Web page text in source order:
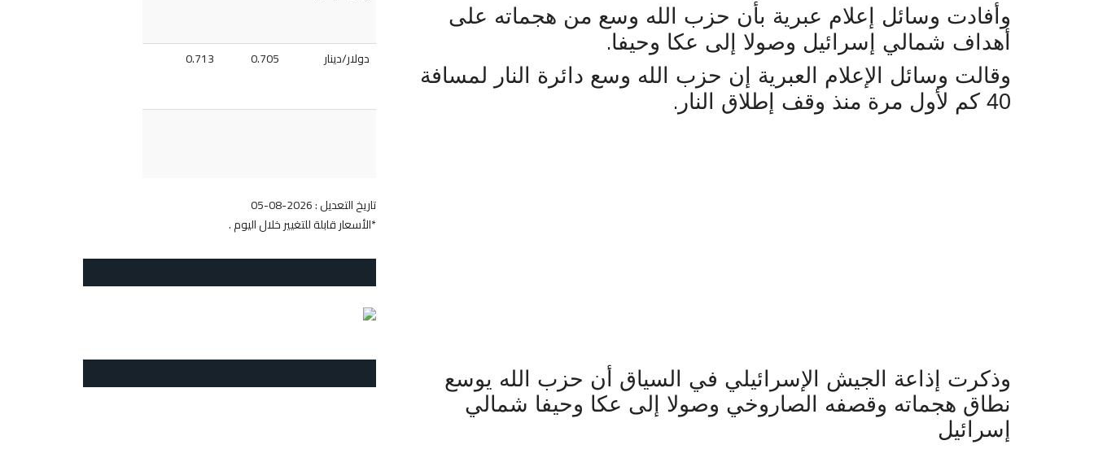
وأفادت وسائل إعلام عبرية بأن حزب الله وسع من هجماته على
أهداف شمالي إسرائيل وصولا إلى عكا وحيفا.
وقالت وسائل الإعلام العبرية إن حزب الله وسع دائرة النار لمسافة
40 كم لأول مرة منذ وقف إطلاق النار
.
وذكرت إذاعة الجيش الإسرائيلي في السياق أن حزب الله يوسع
نطاق هجماته وقصفه الصاروخي وصولا إلى عكا وحيفا شمالي
إسرائيل
دولار/دينار 0.705
0.713
تاريخ التعديل : 2026-08-05
*الأسعار قابلة للتغيير خلال اليوم .